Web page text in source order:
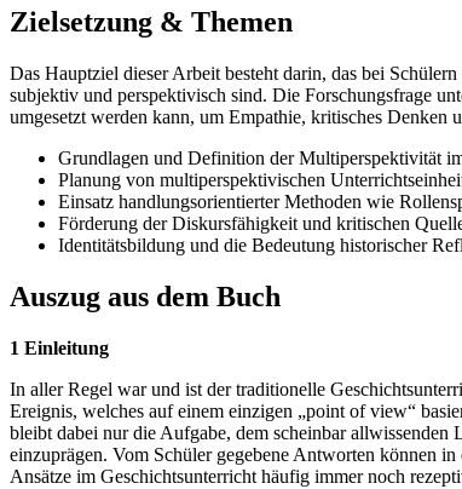
Zielsetzung & Themen
Das Hauptziel dieser Arbeit besteht darin, das bei
subjektiv und perspektivisch sind. Die Forschungsfrage
umgesetzt werden kann, um Empathie, kritisches Denken
Grundlagen und Definition der Multiperspektivität
Planung von multiperspektivischen
Einsatz handlungsorientierter Methoden wie
Förderung der Diskursfähigkeit und kritischen
Identitätsbildung und die Bedeutung historischer
Auszug aus dem Buch
1 Einleitung
In aller Regel war und ist der traditionelle
Ereignis, welches auf einem einzigen „point of view“
bleibt dabei nur die Aufgabe, dem scheinbar allwissenden
einzuprägen. Vom Schüler gegebene Antworten können
Ansätze im Geschichtsunterricht häufig immer noch